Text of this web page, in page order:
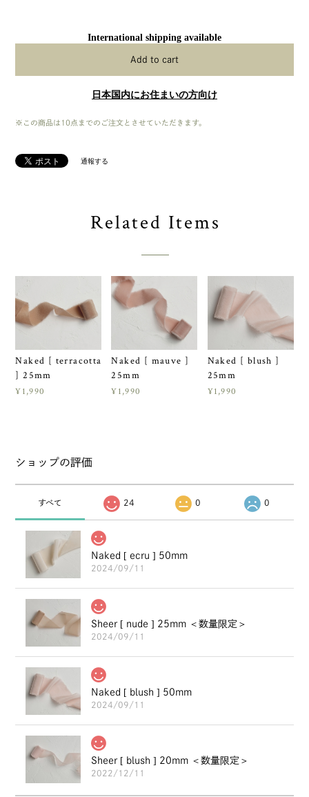
International shipping available
Add to cart
日本国内にお住まいの方向け
※この商品は10点までのご注文とさせていただきます。
通報する
Related Items
Naked [ terracotta
] 25mm
¥1,990
Naked [ mauve ]
25mm
¥1,990
Naked [ blush ]
25mm
¥1,990
ショップの評価
すべて 24 0 0
Naked [ ecru ] 50mm
2024/09/11
Sheer [ nude ] 25mm ＜数量限定＞
2024/09/11
Naked [ blush ] 50mm
2024/09/11
Sheer [ blush ] 20mm ＜数量限定＞
2022/12/11